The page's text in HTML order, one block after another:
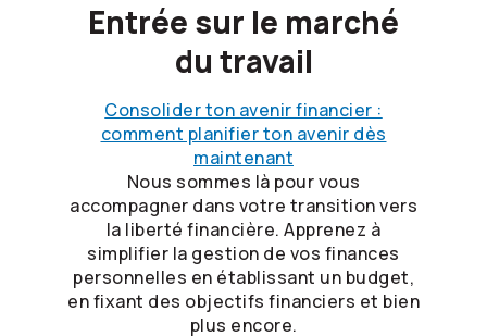
Entrée sur le marché
du travail
Consolider ton avenir financier :
comment planifier ton avenir dès
maintenant
Nous sommes là pour vous
accompagner dans votre transition vers
la liberté financière. Apprenez à
simplifier la gestion de vos finances
personnelles en établissant un budget,
en fixant des objectifs financiers et bien
plus encore.